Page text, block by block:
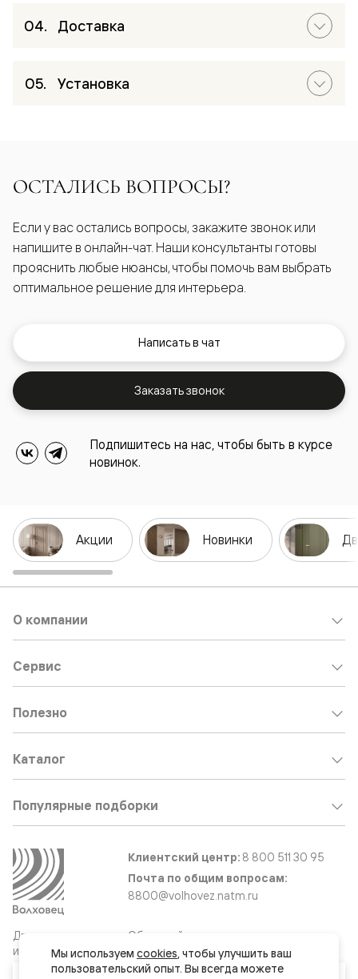
Доставка
Установка
ОСТАЛИСЬ ВОПРОСЫ?
Если у вас остались вопросы, закажите звонок или
напишите в онлайн-чат. Наши консультанты готовы
прояснить любые нюансы, чтобы помочь вам выбрать
оптимальное решение для интерьера.
Написать в чат
Заказать звонок
Подпишитесь на нас, чтобы быть в курсе
новинок.
Акции Новинки
Двери
и интерьерные
решения
О компании
Сервис
Полезно
Каталог
Популярные подборки
Клиентский центр: 8 800 511 30 95
Почта по общим вопросам:
8800@volhovez.natm.ru
Обратный звонок
Мы используем cookies, чтобы улучшить ваш
пользовательский опыт. Вы всегда можете